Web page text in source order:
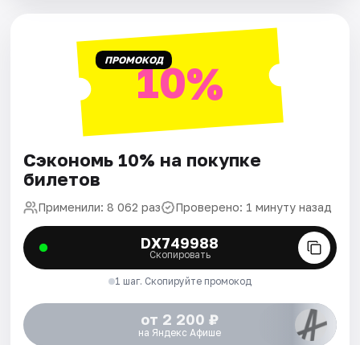
ПРОМОКОД10%
Сэкономь 10% на покупке
билетов
Применили: 8 062 раз Проверено: 1 минуту назад
DX749988
Скопировать
1 шаг. Скопируйте промокод
от 2 200 ₽
на Яндекс Афише